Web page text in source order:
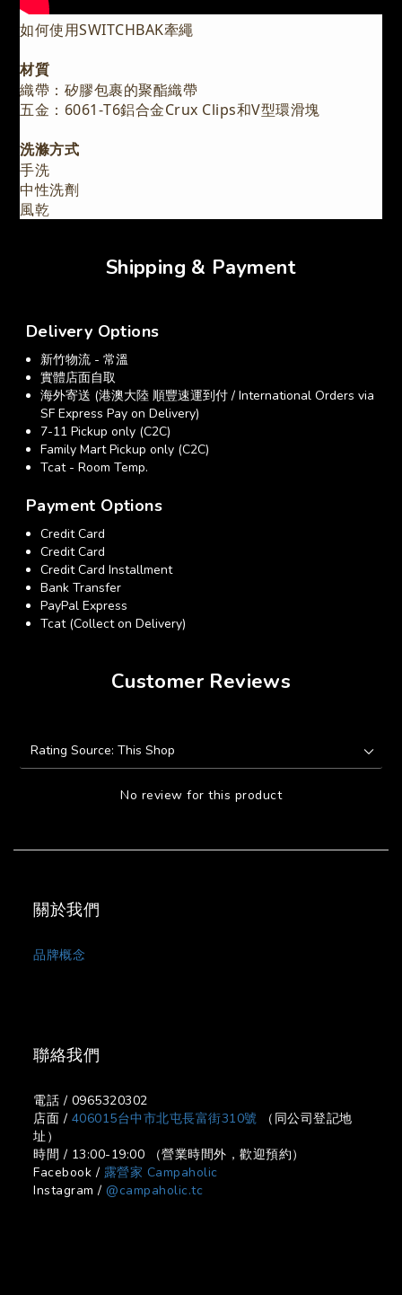
如何使用SWITCHBAK牽繩
材質
織帶：矽膠包裹的聚酯織帶
五金：6061-T6鋁合金Crux Clips和V型環滑塊
洗滌方式
手洗
中性洗劑
風乾
Shipping & Payment
Delivery Options
新竹物流 - 常溫
實體店面自取
海外寄送 (港澳大陸 順豐速運到付 / International Orders via
SF Express Pay on Delivery)
7-11 Pickup only (C2C)
Family Mart Pickup only (C2C)
Tcat - Room Temp.
Payment Options
Credit Card
Credit Card
Credit Card Installment
Bank Transfer
PayPal Express
Tcat (Collect on Delivery)
Customer Reviews
No review for this product
關於我們
品牌概念
聯絡我們
電話 / 0965320302
店面 / 406015台中市北屯長富街310號 （同公司登記地
址）
時間 / 13:00-19:00 （營業時間外，歡迎預約）
Facebook / 露營家 Campaholic
Instagram / @campaholic.tc